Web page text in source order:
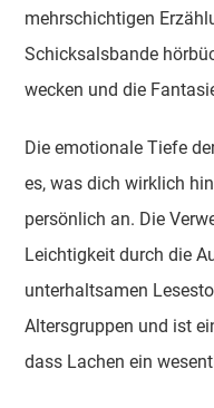
mehrschichtigen
Schicksalsbande
wecken und die
Die emotionale Tiefe
es, was dich wirklich
persönlich an. Die
Leichtigkeit durch die
unterhaltsamen
Altersgruppen und ist
dass Lachen ein